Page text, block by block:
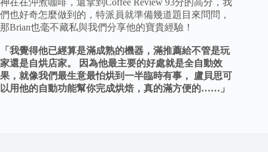
神在在沖煮咖啡，還拿到Coffee Review 93分的高分，我
們也好奇怎麼做到的，特派員就準備幾道題目來問問，
那Brian也毫不藏私與我們分享他的寶貴經驗！
「我覺得他已經算是滿成熟的機器，滿推薦給不管是玩
家還是自烘店家。 因為他最主要的好處就是全自動效
果，就像我們最生意最怕烘到一半臨時有事， 盧貝思可
以用他的自動功能幫你完成烘焙，真的滿方便的……」